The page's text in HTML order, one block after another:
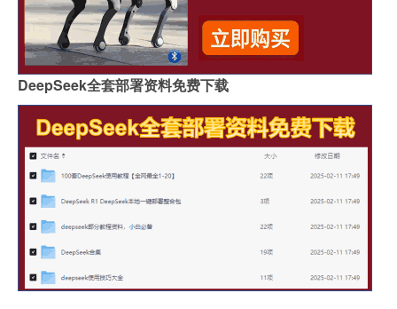
DeepSeek全套部署资料免费下载